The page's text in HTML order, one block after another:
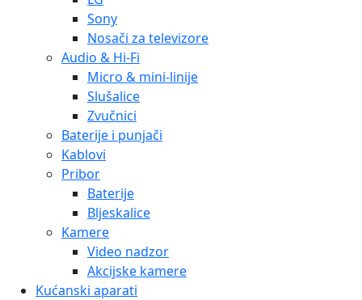
Sony
Nosači za televizore
Audio & Hi-Fi
Micro & mini-linije
Slušalice
Zvučnici
Baterije i punjači
Kablovi
Pribor
Baterije
Bljeskalice
Kamere
Video nadzor
Akcijske kamere
Kućanski aparati